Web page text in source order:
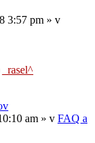
3:57 pm » v
_rasel^
am » v FAQ a